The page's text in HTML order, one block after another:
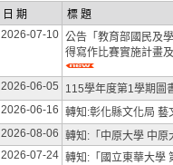
日 期
標 題
2026-07-10 公告「教育部國民及
得寫作比賽實施計畫
2026-06-05
115學年度第1學期圖
2026-06-16 轉知:彰化縣文化局
2026-08-06 轉知:「中原大學 中
2026-07-24 轉知:「國立東華大學